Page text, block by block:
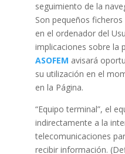
seguimiento de la
Son pequeños
en el ordenador del
implicaciones sobre la
ASOFEM avisará
su utilización en el
en la Página.
“Equipo terminal”, el
indirectamente a la
telecomunicaciones
recibir información.